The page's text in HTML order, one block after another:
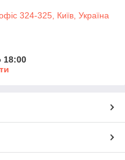
324-325, Київ, Україна
18:00